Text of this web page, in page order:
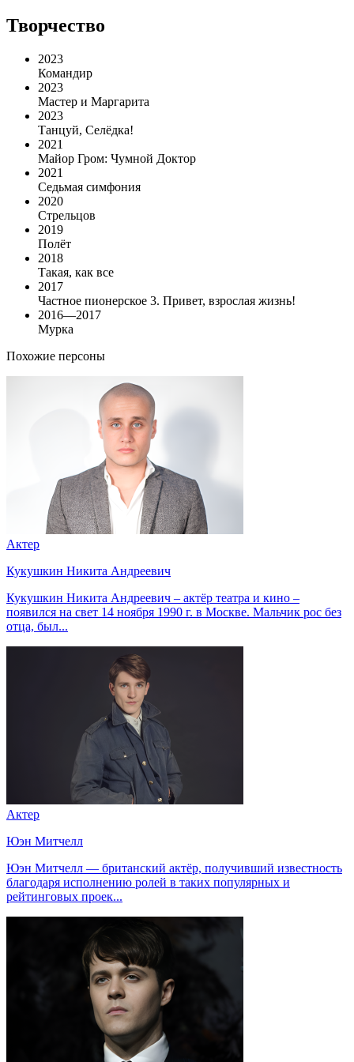
Творчество
2023
Командир
2023
Мастер и Маргарита
2023
Танцуй, Селёдка!
2021
Майор Гром: Чумной Доктор
2021
Седьмая симфония
2020
Стрельцов
2019
Полёт
2018
Такая, как все
2017
Частное пионерское 3. Привет, взрослая жизнь!
2016—2017
Мурка
Похожие персоны
Актер
Кукушкин Никита Андреевич
Кукушкин Никита Андреевич – актёр театра и кино –
появился на свет 14 ноября 1990 г. в Москве. Мальчик рос без
отца, был...
Актер
Юэн Митчелл
Юэн Митчелл — британский актёр, получивший известность
благодаря исполнению ролей в таких популярных и
рейтинговых проек...